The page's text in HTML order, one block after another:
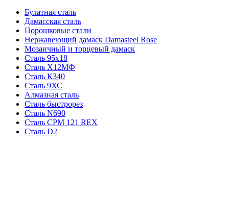
Булатная сталь
Дамасская сталь
Порошковые стали
Нержавеющий дамаск Damasteel Rose
Мозаичный и торцевый дамаск
Сталь 95х18
Сталь Х12МФ
Сталь К340
Сталь 9ХС
Алмазная сталь
Сталь быстрорез
Сталь N690
Сталь CPM 121 REX
Сталь D2